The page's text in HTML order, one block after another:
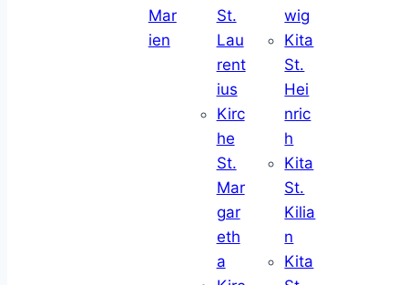
Mar
ien
St.
Lau
rent
ius
Kirc
he
St.
Mar
gar
eth
a
wig
Kita
St.
Hei
nric
h
Kita
St.
Kilia
n
Kita